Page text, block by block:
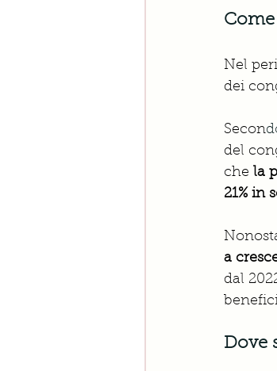
Nel
dei
Secon
del
che la
21% in
a
dal
Dove